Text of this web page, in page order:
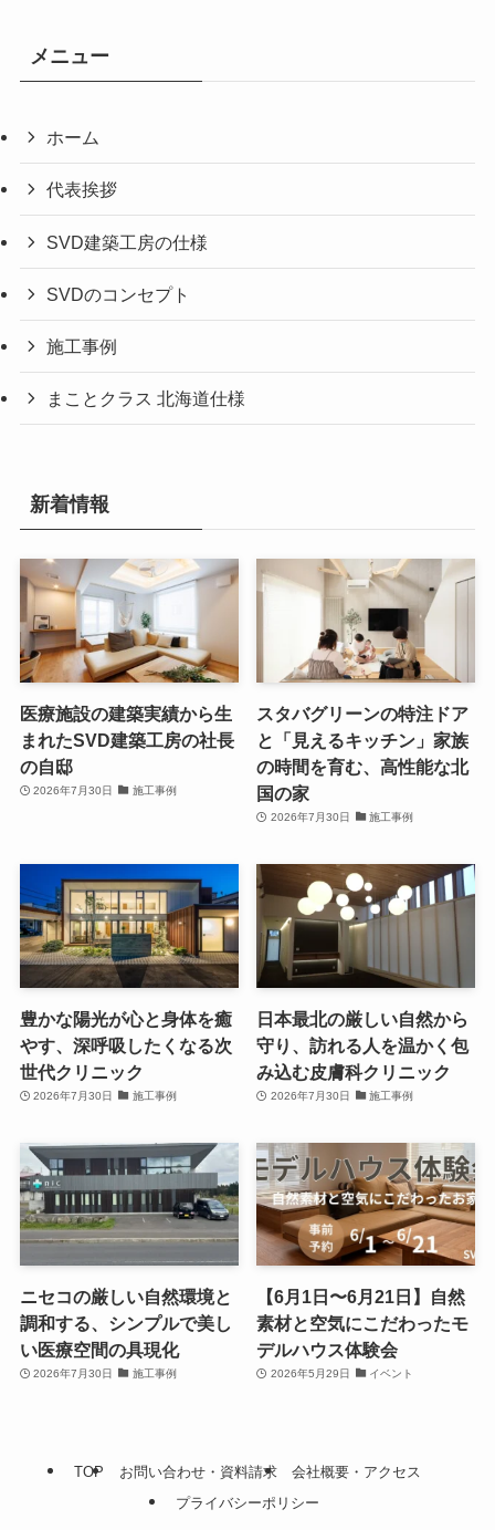
メニュー
ホーム
代表挨拶
SVD建築工房の仕様
SVDのコンセプト
施工事例
まことクラス 北海道仕様
新着情報
医療施設の建築実績から生
まれたSVD建築工房の社長
の自邸
2026年7月30日 施工事例
スタバグリーンの特注ドア
と「見えるキッチン」家族
の時間を育む、高性能な北
国の家
2026年7月30日 施工事例
豊かな陽光が心と身体を癒
やす、深呼吸したくなる次
世代クリニック
2026年7月30日 施工事例
日本最北の厳しい自然から
守り、訪れる人を温かく包
み込む皮膚科クリニック
2026年7月30日 施工事例
ニセコの厳しい自然環境と
調和する、シンプルで美し
い医療空間の具現化
2026年7月30日 施工事例
【6月1日〜6月21日】自然
素材と空気にこだわったモ
デルハウス体験会
2026年5月29日 イベント
TOP お問い合わせ・資料請求
会社概要・アクセス
プライバシーポリシー